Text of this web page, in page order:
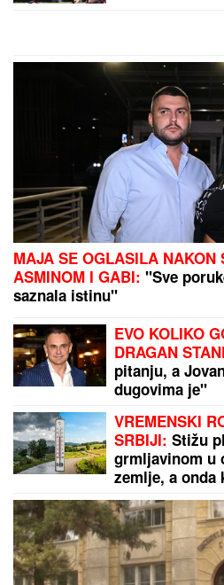
SRPSKOM
stakla na skupocenom
Danas je
ANE, majke
Žene obavezno
za potomstvo i
BEJZBOL
daju odličnu